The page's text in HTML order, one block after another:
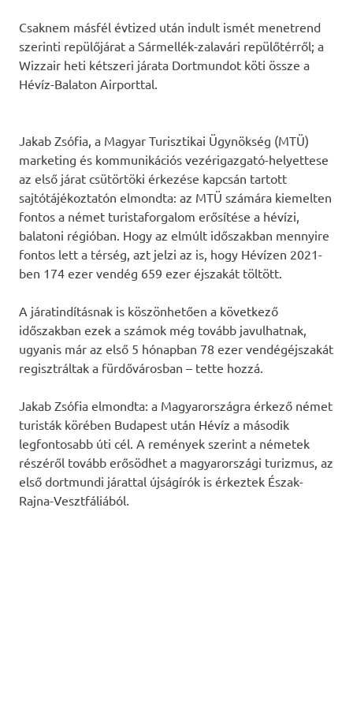
Csaknem másfél évtized után indult ismét menetrend
szerinti repülőjárat a Sármellék-zalavári repülőtérről; a
Wizzair heti kétszeri járata Dortmundot köti össze a
Hévíz-Balaton Airporttal.
Jakab Zsófia, a Magyar Turisztikai Ügynökség (MTÜ)
marketing és kommunikációs vezérigazgató-helyettese
az első járat csütörtöki érkezése kapcsán tartott
sajtótájékoztatón elmondta: az MTÜ számára kiemelten
fontos a német turistaforgalom erősítése a hévízi,
balatoni régióban. Hogy az elmúlt időszakban mennyire
fontos lett a térség, azt jelzi az is, hogy Hévízen 2021-
ben 174 ezer vendég 659 ezer éjszakát töltött.
A járatindításnak is köszönhetően a következő
időszakban ezek a számok még tovább javulhatnak,
ugyanis már az első 5 hónapban 78 ezer vendégéjszakát
regisztráltak a fürdővárosban – tette hozzá.
Jakab Zsófia elmondta: a Magyarországra érkező német
turisták körében Budapest után Hévíz a második
legfontosabb úti cél. A remények szerint a németek
részéről tovább erősödhet a magyarországi turizmus, az
első dortmundi járattal újságírók is érkeztek Észak-
Rajna-Vesztfáliából.